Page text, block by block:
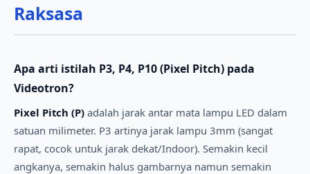
Raksasa
Apa arti istilah P3, P4, P10 (Pixel Pitch) pada
Videotron?
Pixel Pitch (P) adalah jarak antar mata lampu LED dalam
satuan milimeter. P3 artinya jarak lampu 3mm (sangat
rapat, cocok untuk jarak dekat/Indoor). Semakin kecil
angkanya, semakin halus gambarnya namun semakin